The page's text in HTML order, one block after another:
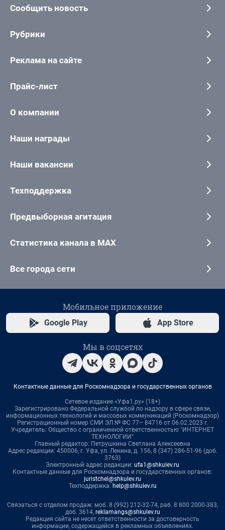
Сообщить новость
Рубрики
Реклама на сайте
Прайс-лист
О компании
Наши награды
Наши вакансии
Техподдержка
Предвыборная агитация
Статистика канала в MAX
Все города сети
Мобильное приложение
Google Play App Store
Мы в соцсетях
Контактные данные для Роскомнадзора и государственных органов
Сетевое издание «Уфа1.ру» (18+)
Зарегистрировано Федеральной службой по надзору в сфере связи,
информационных технологий и массовых коммуникаций (Роскомнадзор)
Регистрационный номер СМИ ЭЛ № ФС 77– 84716 от 06.02.2023 г.
Учредитель: Общество с ограниченной ответственностью "ИНТЕРНЕТ
ТЕХНОЛОГИИ"
Главный редактор: Петрушкина Светлана Алексеевна
Адрес редакции: 450006, г. Уфа, ул. Ленина, д. 156, 8 (347) 286-51-96 (доб.
3763)
Электронный адрес редакции: ufa1@shkulev.ru
Контактные данные для Роскомнадзора и государственных органов:
juristchel@shkulev.ru
Техподдержка: help@shkulev.ru
Связаться с отделом продаж: моб. 8 (992) 212-32-74, раб. 8 800 2000-383,
доб. 3614, reklamangs@shkulev.ru
Редакция сайта не несет ответственности за достоверность
информации, содержащейся в рекламных объявлениях.